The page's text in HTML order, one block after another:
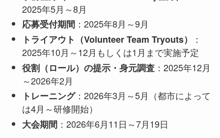
2025年5月～8月
応募受付期間：2025年8月～9月
トライアウト（Volunteer Team Tryouts）
：
2025年10月～12月もしくは1月まで実施予定
役割（ロール）の提示・身元調査：2025年12月
～2026年2月
トレーニング：2026年3月～5月（都市によって
は4月～研修開始）
大会期間：2026年6月11日～7月19日